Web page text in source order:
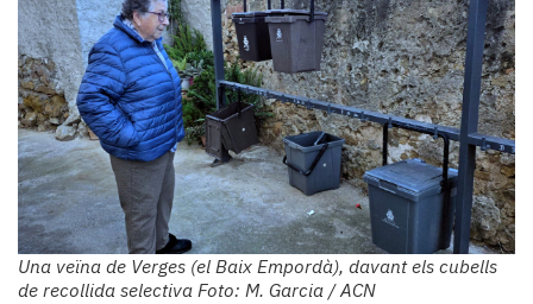
Una veïna de Verges (el Baix Empordà), davant els cubells
de recollida selectiva Foto: M. Garcia / ACN